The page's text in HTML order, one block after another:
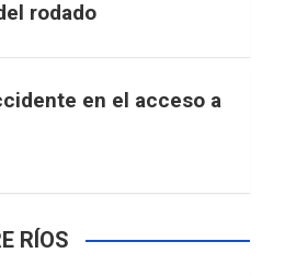
rodado
en el acceso a
RÍOS